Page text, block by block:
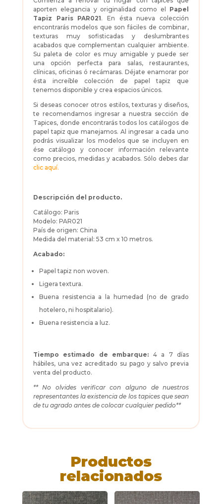
aporten elegancia y originalidad como el Papel
Tapiz Paris PAR021. En ésta nueva colección
encontrarás modelos que son fáciles de combinar,
texturas muy sofisticadas y deslumbrantes
acabados que complementan cualquier ambiente.
Su paleta de color es muy amigable y puede ser
una opción perfecta para salas, restaurantes,
clínicas, oficinas ó recámaras. Déjate enamorar por
ésta increíble colección de papel tapiz que
tenemos disponible y crea espacios únicos.
Si deseas conocer otros estilos, texturas y diseños,
te recomendamos ingresar a nuestra sección de
Tapices, donde encontrarás todos los catálogos de
papel tapiz que manejamos. Al ingresar a cada uno
podrás visualizar los modelos que se incluyen en
ése catálogo y conocer información relevante
como precios, medidas y acabados. Sólo debes dar
clic aquí.
Descripción del producto.
Catálogo: Paris
Modelo: PAR021
País de origen: China
Medida del material: 53 cm x 10 metros.
Acabado:
Papel tapiz non woven.
Ligera textura.
Buena resistencia a la humedad (no de grado
hotelero, ni hospitalario).
Buena resistencia a luz.
Tiempo estimado de embarque: 4 a 7 días
hábiles, una vez acreditado su pago y salvo previa
venta del producto.
** No olvides verificar con alguno de nuestros
representantes la existencia de los tapices que sean
de tu agrado antes de colocar cualquier pedido**
Productos
relacionados